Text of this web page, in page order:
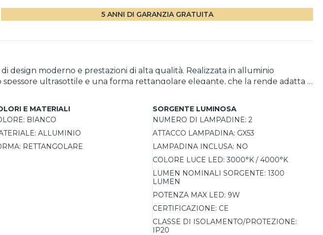
5 ANNI DI GARANZIA GRATUITA
design moderno e prestazioni di alta qualità. Realizzata in alluminio
ultrasottile e una forma rettangolare elegante, che la rende adatta a
da pranzo, scrivanie o altri spazi di lavoro. Le lampadine LED GX53 di
garantendo una lunga durata e ridotti interventi di manutenzione.
(3000°K e 4000°K), scegliendo la lampadina adatta alle proprie
E MATERIALI
BIANCO
ALLUMINIO
RETTANGOLARE
SORGENTE LUMINOSA
NUMERO DI LAMPADINE: 2
ATTACCO LAMPADINA: GX53
LAMPADINA INCLUSA: NO
COLORE LUCE LED: 3000°K / 4000°K
LUMEN NOMINALI SORGENTE: 1300
LUMEN
POTENZA MAX LED: 9W
CERTIFICAZIONE: CE
CLASSE DI ISOLAMENTO/PROTEZIONE:
IP20